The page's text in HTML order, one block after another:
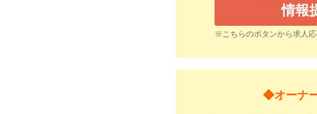
情報
※こちらのボタンから求人応
◆オーナ